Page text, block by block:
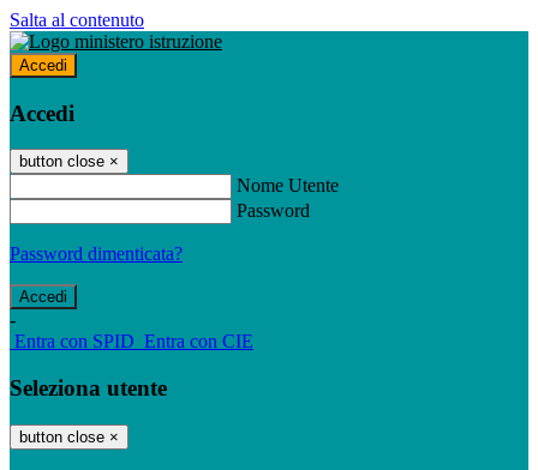
Salta al contenuto
Accedi
Accedi
button close ×
Nome Utente
Password
Password dimenticata?
-
Entra con SPID Entra con CIE
Seleziona utente
button close ×